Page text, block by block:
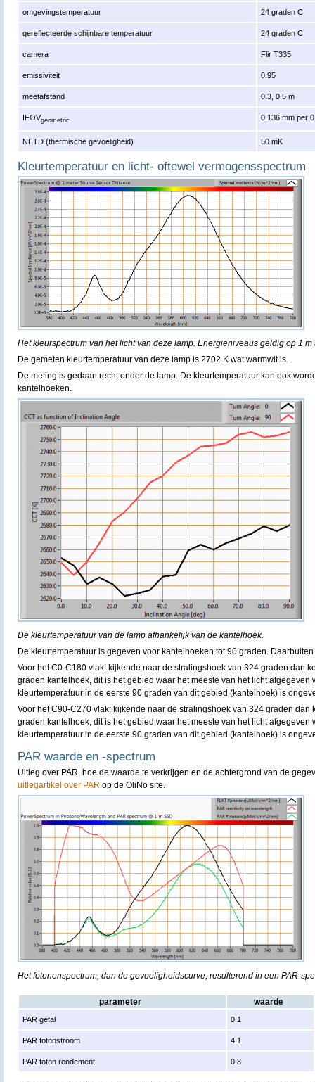
omgevingstemperatuur 24 graden C
gereflecteerde schijnbare temperatuur 24 graden C
camera Flir T335
emissiviteit 0.95
meetafstand 0.3, 0.5 m
IFOVgeometric 0.136 mm per
NETD (thermische gevoeligheid) 50 mK
Kleurtemperatuur en licht- oftewel vermogensspectrum
Het kleurspectrum van het licht van deze lamp. Energieniveaus geldig op 1 m
De gemeten kleurtemperatuur van deze lamp is 2702 K wat warmwit is.
De meting is gedaan recht onder de lamp. De kleurtemperatuur kan ook
kantelhoeken.
De kleurtemperatuur van de lamp afhankelijk van de kantelhoek.
De kleurtemperatuur is gegeven voor kantelhoeken tot 90 graden.
Voor het C0-C180 vlak: kijkende naar de stralingshoek van 324 graden dan
graden kantelhoek, dit is het gebied waar het meeste van het licht afgegeven
kleurtemperatuur in de eerste 90 graden van dit gebied (kantelhoek) is
Voor het C90-C270 vlak: kijkende naar de stralingshoek van 324 graden dan
graden kantelhoek, dit is het gebied waar het meeste van het licht afgegeven
kleurtemperatuur in de eerste 90 graden van dit gebied (kantelhoek) is
PAR waarde en -spectrum
Uitleg over PAR, hoe de waarde te verkrijgen en de achtergrond van de
uitlegartikel over PAR op de OliNo site.
Het fotonenspectrum, dan de gevoeligheidscurve, resulterend in een PAR-
parameter waarde
PAR getal 0.1
PAR fotonstroom 4.1
PAR foton rendement 0.8